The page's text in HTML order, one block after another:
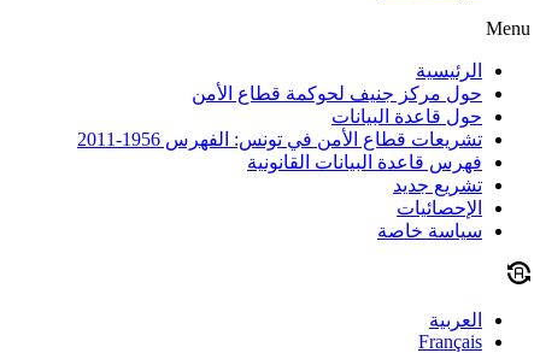
Menu
الرئيسية
حول مركز جنيف لحوكمة قطاع الأمن
حول قاعدة البيانات
تشريعات قطاع الأمن في تونس: الفهرس 1956-2011
فهرس قاعدة البيانات القانونية
تشريع جديد
الإحصائيات
سياسة خاصة
العربية
Français